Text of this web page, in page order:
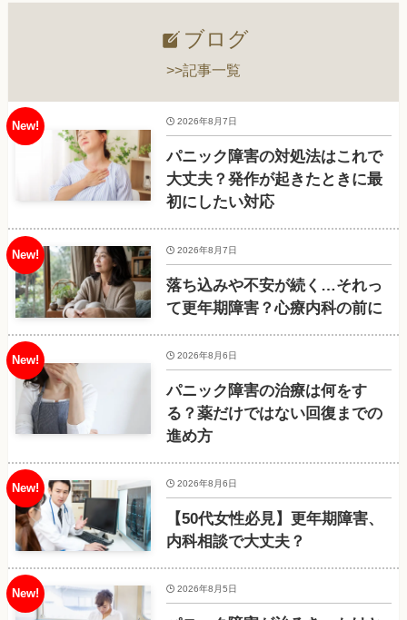
ブログ
>>記事一覧
パニック障害の対処法はこれで
大丈夫？発作が起きたときに最
初にしたい対応
2026年8月7日
落ち込みや不安が続く…それっ
て更年期障害？心療内科の前に
2026年8月7日
パニック障害の治療は何をす
る？薬だけではない回復までの
進め方
2026年8月6日
【50代女性必見】更年期障害、
内科相談で大丈夫？
2026年8月6日
2026年8月5日